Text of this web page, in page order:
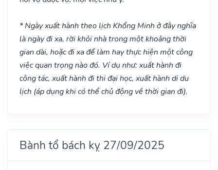
* Ngày xuất hành theo lịch Khổng Minh ở đây nghĩa
là ngày đi xa, rời khỏi nhà trong một khoảng thời
gian dài, hoặc đi xa để làm hay thực hiện một công
việc quan trọng nào đó. Ví dụ như: xuất hành đi
công tác, xuất hành đi thi đại học, xuất hành di du
lịch (áp dụng khi có thể chủ động về thời gian đi).
Bành tổ bách kỵ 27/09/2025